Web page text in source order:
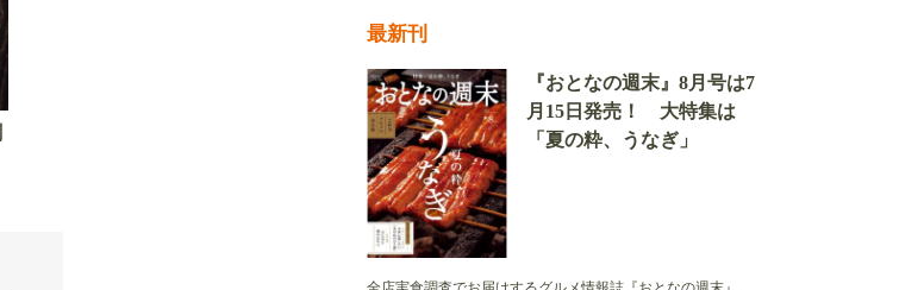
最新刊
『おとなの週末』8月号は7
月15日発売！ 大特集は
「夏の粋、うなぎ」